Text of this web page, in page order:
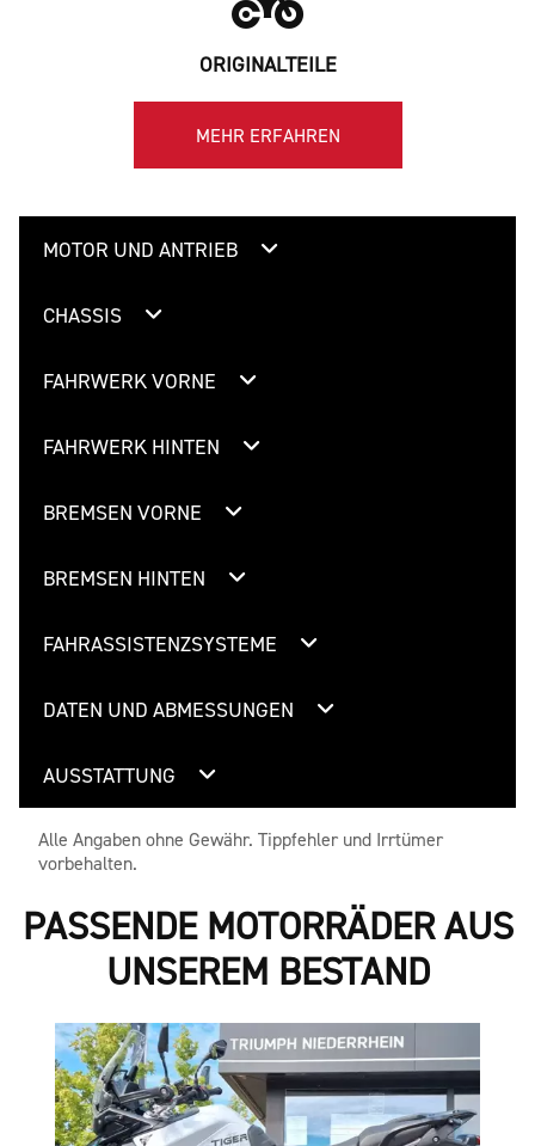
ORIGINALTEILE
MEHR ERFAHREN
MOTOR UND ANTRIEB
CHASSIS
FAHRWERK VORNE
FAHRWERK HINTEN
BREMSEN VORNE
BREMSEN HINTEN
FAHRASSISTENZSYSTEME
DATEN UND ABMESSUNGEN
AUSSTATTUNG
Alle Angaben ohne Gewähr. Tippfehler und Irrtümer
vorbehalten.
PASSENDE MOTORRÄDER AUS
UNSEREM BESTAND